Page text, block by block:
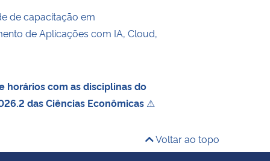
de capacitação em
de Aplicações com IA, Cloud,
horários com as disciplinas do
das Ciências Econômicas ⚠
Voltar ao topo